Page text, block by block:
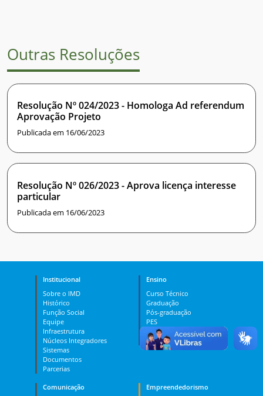
Outras Resoluções
Resolução Nº 024/2023 - Homologa Ad referendum
Aprovação Projeto
Publicada em 16/06/2023
Resolução Nº 026/2023 - Aprova licença interesse
particular
Publicada em 16/06/2023
Institucional
Sobre o IMD
Histórico
Função Social
Equipe
Infraestrutura
Núcleos Integradores
Sistemas
Documentos
Parcerias
Ensino
Curso Técnico
Graduação
Pós-graduação
PES
MOOC
Dúvidas
Comunicação
Empreendedorismo